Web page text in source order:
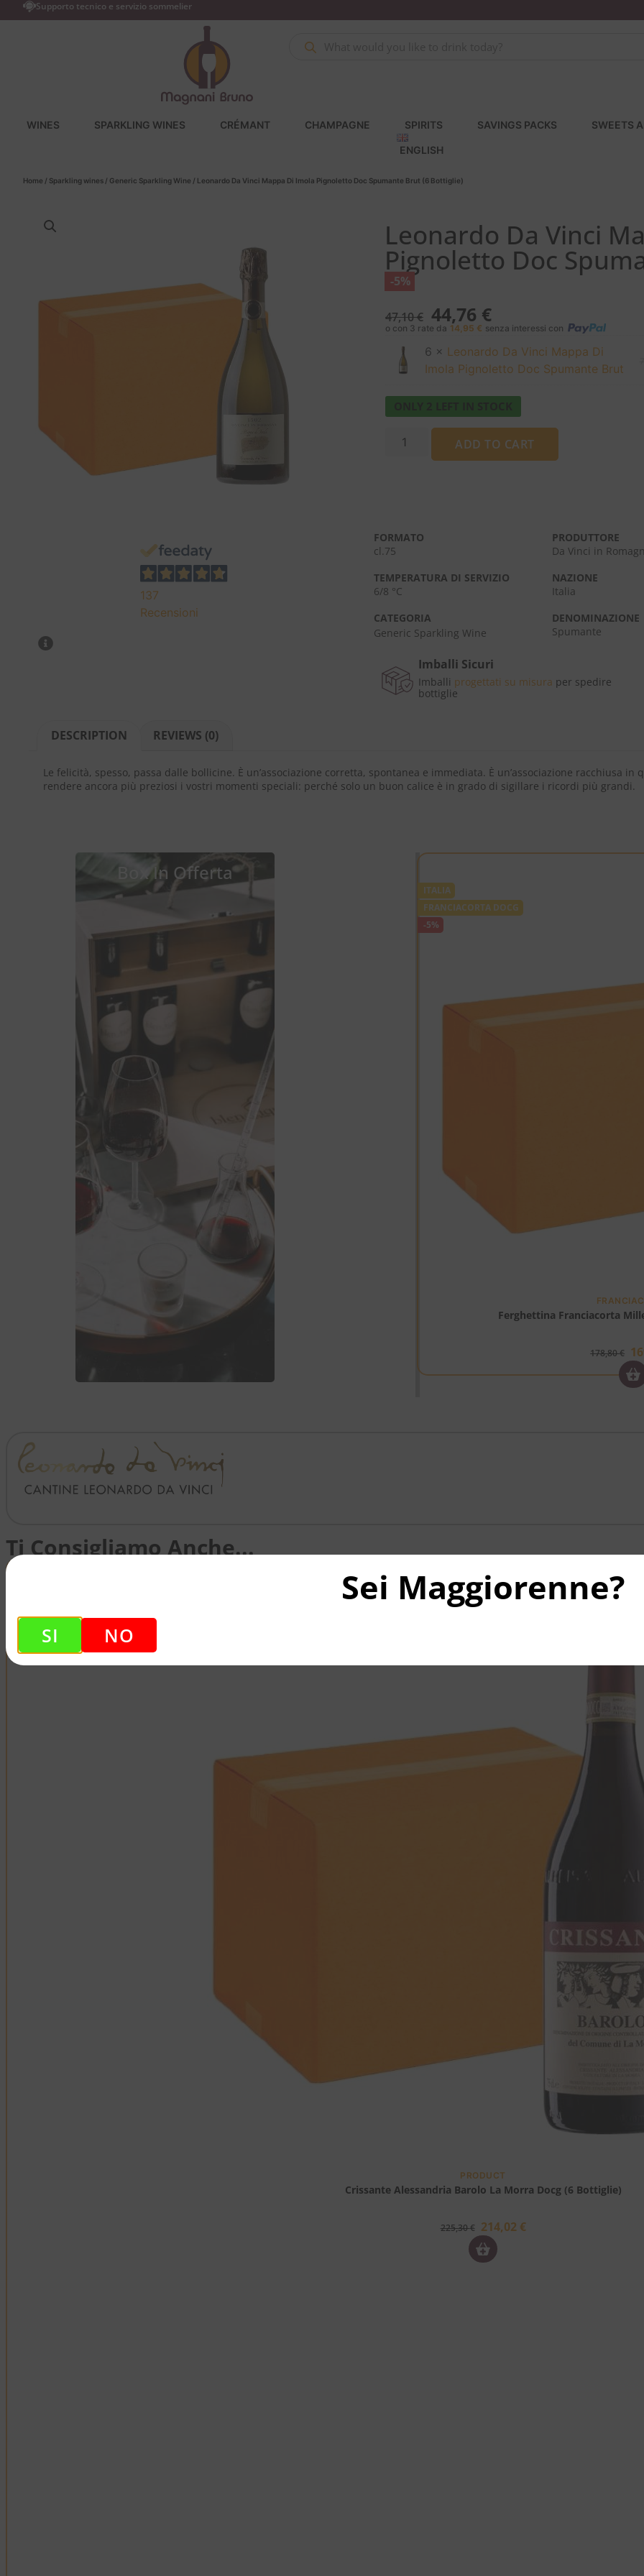
Supporto tecnico e servizio sommelier
WINES SPARKLING WINES CRÉMANT CHAMPAGNE SPIRITS SAVINGS PACKS SWEETS
ENGLISH
Home / Sparkling wines / Generic Sparkling Wine / Leonardo Da Vinci Mappa Di Imola Pignoletto Doc Spumante Brut (6 Bottiglie)
137
Recensioni
Leonardo Da Vinci
Pignoletto Doc
-5%
47,10€ 44,76 €
o con 3 rate da 14,95 € senza interessi con
6 × Leonardo Da Vinci Mappa Di
Imola Pignoletto Doc Spumante Brut
ADD TO CART
FORMATO
cl.75
PRODUTTORE
Da Vinci in
TEMPERATURA DI SERVIZIO
6/8 °C
NAZIONE
Italia
CATEGORIA
Generic Sparkling Wine
DENOMINAZIONE
Spumante
Imballi Sicuri
Imballi progettati su misura per spedire
bottiglie
DESCRIPTION REVIEWS (0)
Le felicità, spesso, passa dalle bollicine. È un’associazione corretta, spontanea e immediata. È un’associazione racchiusa
rendere ancora più preziosi i vostri momenti speciali: perché solo un buon calice è in grado di sigillare i ricordi più grandi.
Box In Offerta
ITALIA
FRANCIACORTA DOCG
-5%
Ferghettina Franciacorta
178,80€
Ti Consigliamo Anche...
PRODUCT
Crissante Alessandria Barolo La Morra Docg (6 Bottiglie)
225,30€ 214,02 €
Sei Maggiorenne?
SI NO